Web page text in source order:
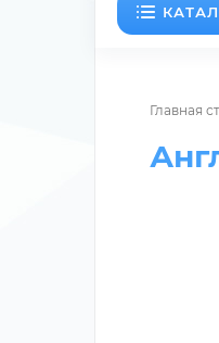
Главная